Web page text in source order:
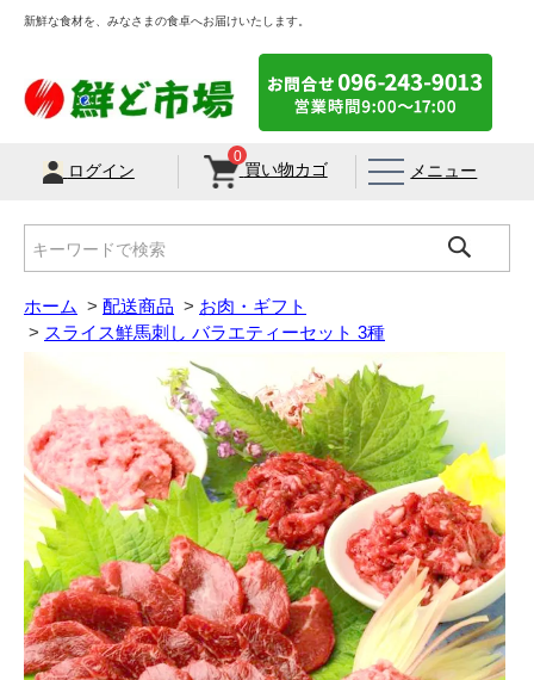
新鮮な食材を、みなさまの食卓へお届けいたします。
ログイン 買い物カゴ
0
メニュー
ホーム > 配送商品 > お肉・ギフト
> スライス鮮馬刺し バラエティーセット 3種